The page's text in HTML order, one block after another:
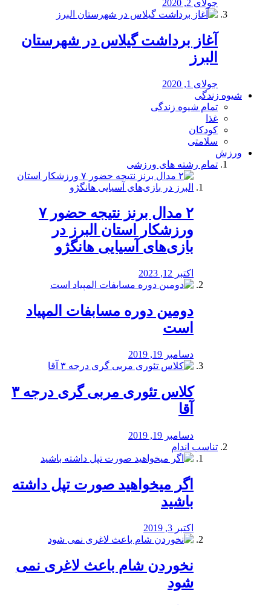
جولای 2, 2020
آغاز برداشت گیلاس در شهرستان
البرز
جولای 1, 2020
شیوه زندگی
تمام شیوه زندگی
غذا
کودکان
سلامتی
ورزش
تمام رشته های ورزشی
۲ مدال برنز نتیجه حضور ۷
ورزشکار استان البرز در
بازی‌های آسیایی هانگژو
اکتبر 12, 2023
دومین دوره مسابفات المپیاد
است
دسامبر 19, 2019
کلاس تئوری مربی گری درجه ۳
آقا
دسامبر 19, 2019
تناسب اندام
اگر میخواهید صورت تپل داشته
باشید
اکتبر 3, 2019
نخوردن شام باعث لاغری نمی
‌شود